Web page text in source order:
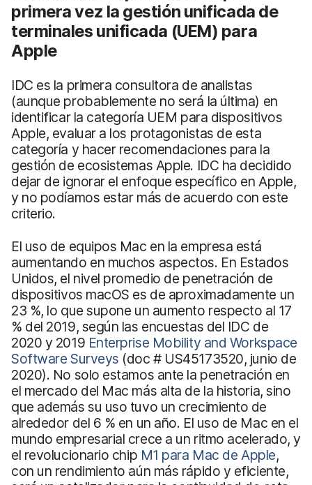
primera vez la gestión unificada de
terminales unificada (UEM) para
Apple
IDC es la primera consultora de analistas
(aunque probablemente no será la última) en
identificar la categoría UEM para dispositivos
Apple, evaluar a los protagonistas de esta
categoría y hacer recomendaciones para la
gestión de ecosistemas Apple. IDC ha decidido
dejar de ignorar el enfoque específico en Apple,
y no podíamos estar más de acuerdo con este
criterio.
El uso de equipos Mac en la empresa está
aumentando en muchos aspectos. En Estados
Unidos, el nivel promedio de penetración de
dispositivos macOS es de aproximadamente un
23 %, lo que supone un aumento respecto al 17
% del 2019, según las encuestas del IDC de
2020 y 2019 Enterprise Mobility and Workspace
Software Surveys (doc # US45173520, junio de
2020). No solo estamos ante la penetración en
el mercado del Mac más alta de la historia, sino
que además su uso tuvo un crecimiento de
alrededor del 6 % en un año. El uso de Mac en el
mundo empresarial crece a un ritmo acelerado, y
el revolucionario chip M1 para Mac de Apple,
con un rendimiento aún más rápido y eficiente,